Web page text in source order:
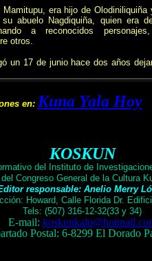
Mamitupu, era hijo de
abuelo Nagdiquiña, quien era
a reconocidos
otros.
un 17 de junio hace dos años
en: Kuna Yala Hoy
KOSKUN
del Instituto de
del Congreso General de la Cultura
responsable: Anelio Merry
Howard, Calle Florida Dr.
Tels: (507) 316-12-32(33 y 34)
E-mail:
Postal: 6-8299 El Dorado